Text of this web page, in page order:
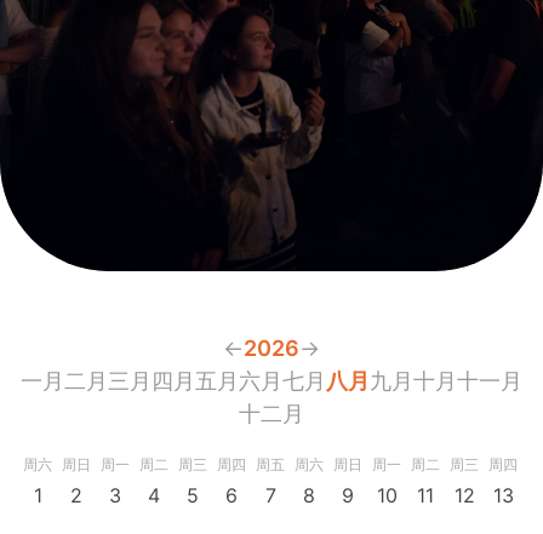
←2026→
一月 二月 三月 四月 五月 六月 七月 八月 九月 十月 十一月
十二月
周六
1
周日
2
周一
3
周二
4
周三
5
周四
6
周五
7
周六
8
周日
9
周一
10
周二
11
周三
12
周四
13